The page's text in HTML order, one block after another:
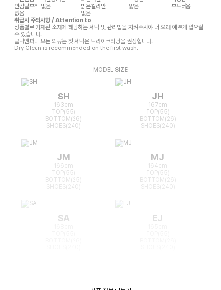
안감탈부착 없음 밝은칼라만 얇음
부드러움
없음
없음
취급시 주의사항 / Attention to
상품별로 기재된 소재에 해당하는 세탁 및 관리법을 지켜주셔야 더 오래 예쁘게 입으실
수 있습니다.
클릭앤퍼니 모든 의류는 첫 세탁은 드라이크리닝을 권장합니다.
Dry Clean is recommended on the first wash.
MODEL SIZE
SH
163cm
TOP(55)
BOTTOM(26)
SHOES(240)
JH
167cm
TOP(55)
BOTTOM(26)
SHOES(240)
JM
166cm
TOP(55)
BOTTOM(25)
MJ
164cm
TOP(55)
BOTTOM(26)
SA EJ